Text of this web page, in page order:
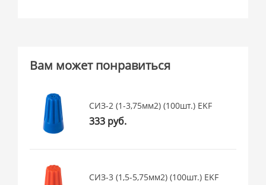
Вам может понравиться
СИЗ-2 (1-3,75мм2) (100шт.) EKF
333 руб.
СИЗ-3 (1,5-5,75мм2) (100шт.) EKF